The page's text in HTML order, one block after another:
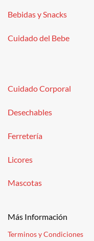
Bebidas y Snacks
Cuidado del Bebe
Cuidado Corporal
Desechables
Ferretería
Licores
Mascotas
Más Información
Terminos y Condiciones